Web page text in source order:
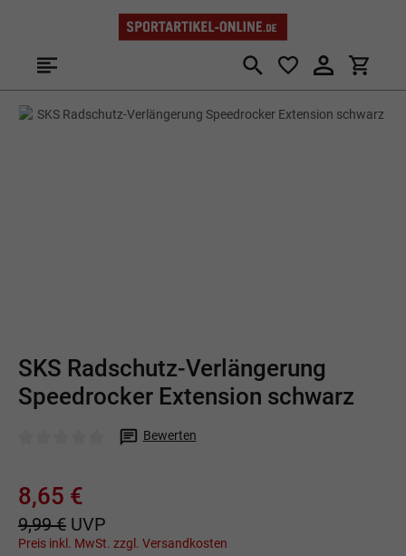
Zum Hauptinhalt springen
Bildergalerie überspringen
SKS Radschutz-Verlängerung
Speedrocker Extension schwarz
Bewerten
8,65 €
9,99 € UVP
Preis inkl. MwSt. zzgl. Versandkosten